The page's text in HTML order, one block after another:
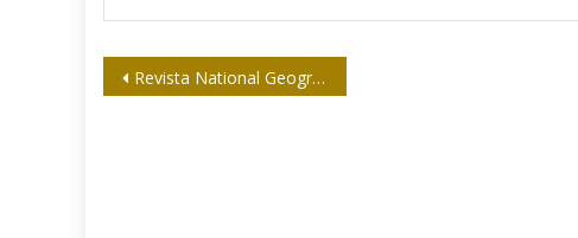
Navegación
Revista National Geografic cae en las garras de Rupert Murdoch